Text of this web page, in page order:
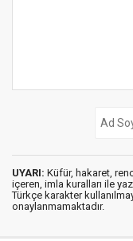
UYARI: Küfür, hakaret,
içeren, imla kuralları ile
Türkçe karakter
onaylanmamaktadır.